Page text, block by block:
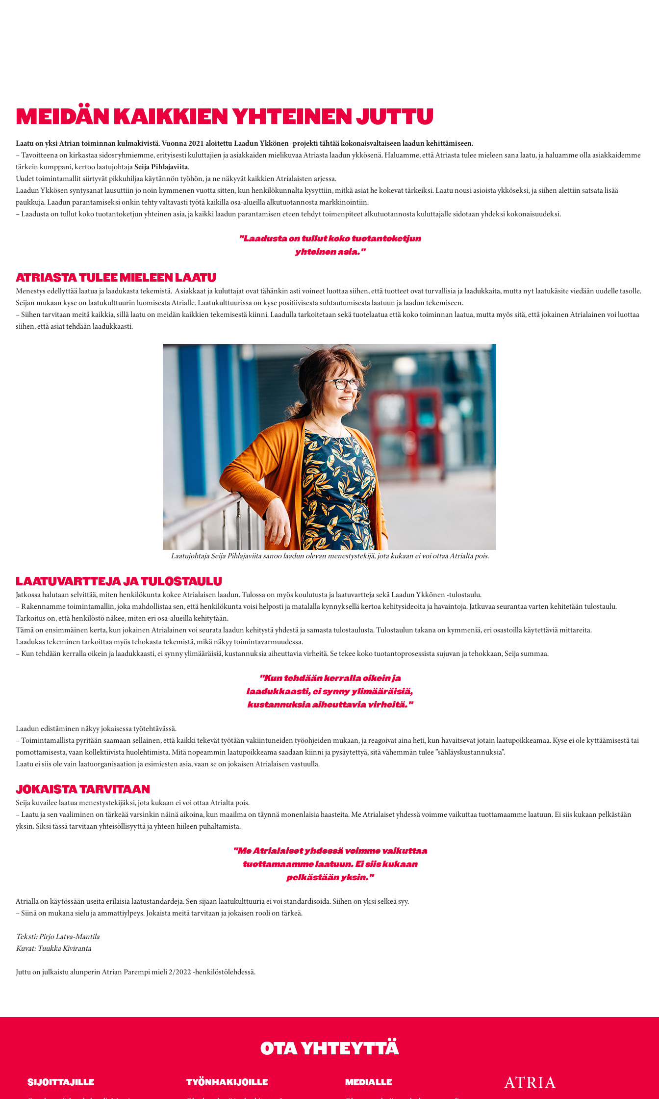
MEIDÄN KAIKKIEN YHTEINEN JUTTU
Laatu on yksi Atrian toiminnan kulmakivistä. Vuonna 2021 aloitettu Laadun Ykkönen -projekti tähtää kokonaisvaltaiseen laadun kehittämiseen.
– Tavoitteena on kirkastaa sidosryhmiemme, erityisesti kuluttajien ja asiakkaiden mielikuvaa Atriasta laadun ykkösenä. Haluamme, että Atriasta tulee mieleen sana laatu, ja haluamme olla asiakkaidemme
tärkein kumppani, kertoo laatujohtajaSeija Pihlajaviita.
Uudet toimintamallit siirtyvät pikkuhiljaa käytännön työhön, ja ne näkyvät kaikkien Atrialaisten arjessa.
Laadun Ykkösen syntysanat lausuttiin jo noin kymmenen vuotta sitten, kun henkilökunnalta kysyttiin, mitkä asiat he kokevat tärkeiksi. Laatu nousi asioista ykköseksi, ja siihen alettiin satsata lisää
paukkuja. Laadun parantamiseksi onkin tehty valtavasti työtä kaikilla osa-alueilla alkutuotannosta markkinointiin.
– Laadusta on tullut koko tuotantoketjun yhteinen asia, ja kaikki laadun parantamisen eteen tehdyt toimenpiteet alkutuotannosta kuluttajalle sidotaan yhdeksi kokonaisuudeksi.
"Laadusta on tullut koko tuotantoketjun
yhteinen asia."
ATRIASTA TULEE MIELEEN LAATU
Menestys edellyttää laatua ja laadukasta tekemistä. Asiakkaat ja kuluttajat ovat tähänkin asti voineet luottaa siihen, että tuotteet ovat turvallisia ja laadukkaita, mutta nyt laatukäsite viedään uudelle tasolle.
Seijan mukaan kyse on laatukulttuurin luomisesta Atrialle. Laatukulttuurissa on kyse positiivisesta suhtautumisesta laatuun ja laadun tekemiseen.
– Siihen tarvitaan meitä kaikkia, sillä laatu on meidän kaikkien tekemisestä kiinni. Laadulla tarkoitetaan sekä tuotelaatua että koko toiminnan laatua, mutta myös sitä, että jokainen Atrialainen voi luottaa
siihen, että asiat tehdään laadukkaasti.
Laatujohtaja Seija Pihlajaviita sanoo laadun olevan menestystekijä, jota kukaan ei voi ottaa Atrialta pois.
LAATUVARTTEJA JA TULOSTAULU
Jatkossa halutaan selvittää, miten henkilökunta kokee Atrialaisen laadun. Tulossa on myös koulutusta ja laatuvartteja sekä Laadun Ykkönen -tulostaulu.
– Rakennamme toimintamallin, joka mahdollistaa sen, että henkilökunta voisi helposti ja matalalla kynnyksellä kertoa kehitysideoita ja havaintoja. Jatkuvaa seurantaa varten kehitetään tulostaulu.
Tarkoitus on, että henkilöstö näkee, miten eri osa-alueilla kehitytään.
Tämä on ensimmäinen kerta, kun jokainen Atrialainen voi seurata laadun kehitystä yhdestä ja samasta tulostaulusta. Tulostaulun takana on kymmeniä, eri osastoilla käytettäviä mittareita.
Laadukas tekeminen tarkoittaa myös tehokasta tekemistä, mikä näkyy toimintavarmuudessa.
– Kun tehdään kerralla oikein ja laadukkaasti, ei synny ylimääräisiä, kustannuksia aiheuttavia virheitä. Se tekee koko tuotantoprosessista sujuvan ja tehokkaan, Seija summaa.
"Kun tehdään kerralla oikein ja
laadukkaasti, ei synny ylimääräisiä,
kustannuksia aiheuttavia virheitä."
Laadun edistäminen näkyy jokaisessa työtehtävässä.
– Toimintamallista pyritään saamaan sellainen, että kaikki tekevät työtään vakiintuneiden työohjeiden mukaan, ja reagoivat aina heti, kun havaitsevat jotain laatupoikkeamaa. Kyse ei ole kyttäämisestä tai
pomottamisesta, vaan kollektiivista huolehtimista. Mitä nopeammin laatupoikkeama saadaan kiinni ja pysäytettyä, sitä vähemmän tulee ”sähläyskustannuksia”.
Laatu ei siis ole vain laatuorganisaation ja esimiesten asia, vaan se on jokaisen Atrialaisen vastuulla.
JOKAISTA TARVITAAN
Seija kuvailee laatua menestystekijäksi, jota kukaan ei voi ottaa Atrialta pois.
– Laatu ja sen vaaliminen on tärkeää varsinkin näinä aikoina, kun maailma on täynnä monenlaisia haasteita. Me Atrialaiset yhdessä voimme vaikuttaa tuottamaamme laatuun. Ei siis kukaan pelkästään
yksin. Siksi tässä tarvitaan yhteisöllisyyttä ja yhteen hiileen puhaltamista.
"Me Atrialaiset yhdessä voimme vaikuttaa
tuottamaamme laatuun. Ei siis kukaan
pelkästään yksin."
Atrialla on käytössään useita erilaisia laatustandardeja. Sen sijaan laatukulttuuria ei voi standardisoida. Siihen on yksi selkeä syy.
– Siinä on mukana sielu ja ammattiylpeys. Jokaista meitä tarvitaan ja jokaisen rooli on tärkeä.
Teksti: Pirjo Latva-Mantila
Kuvat: Tuukka Kiviranta
Juttu on julkaistu alunperin Atrian Parempi mieli 2/2022 -henkilöstölehdessä.
OTA YHTEYTTÄ
SIJOITTAJILLE TYÖNHAKIJOILLE MEDIALLE